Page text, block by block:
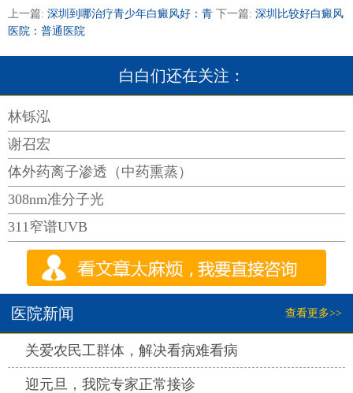
上一篇: 深圳到哪治疗青少年白癜风好：青 下一篇: 深圳比较好白癜风
医院：普通医院
白白们还在关注：
林铄泓
谢召宏
体外药离子渗透（中药熏蒸）
308nm准分子光
311窄谱UVB
医院新闻 查看更多>>
关爱农民工群体，解决看病难看病
迎元旦，我院专家正常接诊